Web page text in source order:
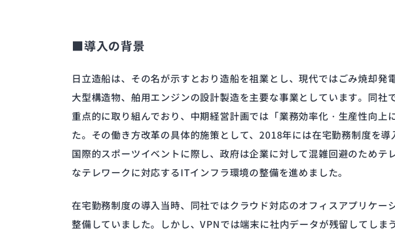
■導入の背景
日立造船は、その名が示すとおり造船を祖業とし、現代ではごみ焼却
大型構造物、舶用エンジンの設計製造を主要な事業としています。同
重点的に取り組んでおり、中期経営計画では「業務効率化・生産性向
た。その働き方改革の具体的施策として、2018年には在宅勤務制度を
国際的スポーツイベントに際し、政府は企業に対して混雑回避のため
なテレワークに対応するITインフラ環境の整備を進めました。
在宅勤務制度の導入当時、同社ではクラウド対応のオフィスアプリケ
整備していました。しかし、VPNでは端末に社内データが残留してし